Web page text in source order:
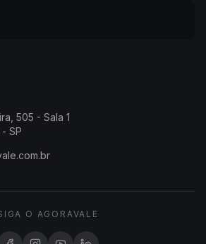
505 - Sala 1
SP
O AGORAVALE